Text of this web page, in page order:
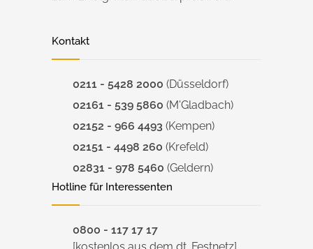
Kontakt
0211 - 5428 2000 (Düsseldorf)
02161 - 539 5860 (M'Gladbach)
02152 - 966 4493 (Kempen)
02151 - 4498 260 (Krefeld)
02831 - 978 5460 (Geldern)
Hotline für Interessenten
0800 - 117 17 17